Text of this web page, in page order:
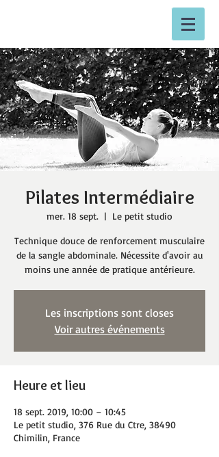
Pilates Intermédiaire
mer. 18 sept.
  |
Le petit studio
Technique douce de renforcement musculaire
de la sangle abdominale. Nécessite d'avoir au
moins une année de pratique antérieure.
Les inscriptions sont closes
Voir autres événements
Heure et lieu
18 sept. 2019, 10:00 – 10:45
Le petit studio, 376 Rue du Ctre, 38490
Chimilin, France